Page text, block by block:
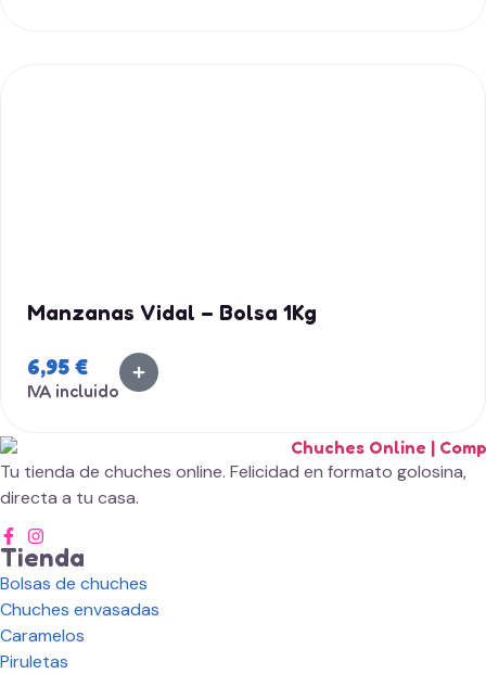
Manzanas Vidal – Bolsa 1Kg
6,95 €
IVA incluido
Tu tienda de chuches online. Felicidad en formato golosina,
directa a tu casa.
Tienda
Bolsas de chuches
Chuches envasadas
Caramelos
Piruletas